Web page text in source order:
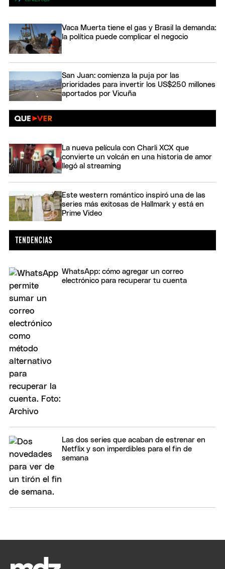
Vaca Muerta tiene el gas y Brasil la demanda:
la política puede complicar el negocio
San Juan: comienza la puja por las
prioridades para invertir los US$250 millones
aportados por Vicuña
La nueva película con Charli XCX que
convierte un volcán en una historia de amor
llegó al streaming
Este western romántico inspiró una de las
series más exitosas de Hallmark y está en
Prime Video
WhatsApp: cómo agregar un correo
electrónico para recuperar tu cuenta
Las dos series que acaban de estrenar en
Netflix y son imperdibles para el fin de
semana